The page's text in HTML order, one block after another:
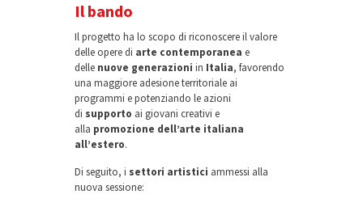
Il bando
Il progetto ha lo scopo di riconoscere il valore
delle opere di arte contemporanea e
delle nuove generazioni in Italia, favorendo
una maggiore adesione territoriale ai
programmi e potenziando le azioni
di supporto ai giovani creativi e
alla promozione dell’arte italiana
all’estero.
Di seguito, i settori artistici ammessi alla
nuova sessione: